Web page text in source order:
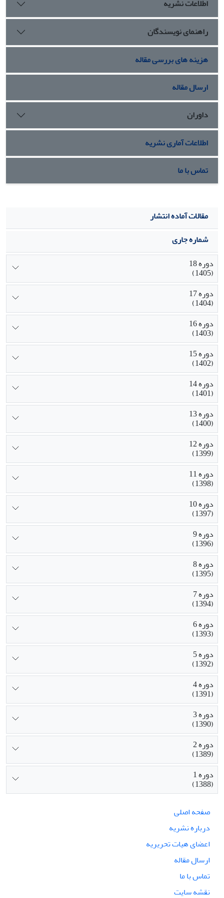
اطلاعات نشریه
راهنمای نویسندگان
هزینه های بررسی مقاله
ارسال مقاله
داوران
اطلاعات آماری نشریه
تماس با ما
مقالات آماده انتشار
شماره جاری
دوره 18
(1405)
دوره 17
(1404)
دوره 16
(1403)
دوره 15
(1402)
دوره 14
(1401)
دوره 13
(1400)
دوره 12
(1399)
دوره 11
(1398)
دوره 10
(1397)
دوره 9
(1396)
دوره 8
(1395)
دوره 7
(1394)
دوره 6
(1393)
دوره 5
(1392)
دوره 4
(1391)
دوره 3
(1390)
دوره 2
(1389)
دوره 1
(1388)
صفحه اصلی
درباره نشریه
اعضای هیات تحریریه
ارسال مقاله
تماس با ما
نقشه سایت